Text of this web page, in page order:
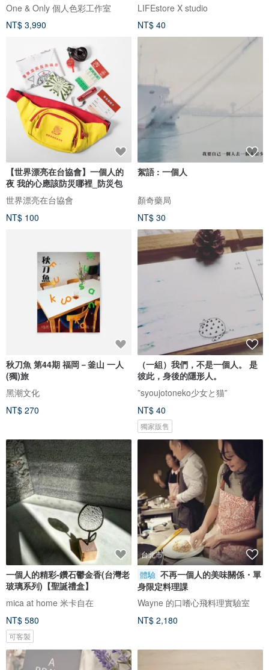
One & Only 個人色彩工作室
NT$ 3,990
LIFEstore X studio
NT$ 40
【世界漂亮在台協會】一個人的
夜 我的心應該防災哪裡_防災包
世界漂亮在台協會
NT$ 100
絮語 : 一個人
顏奇藥局
NT$ 30
秋刀魚 第44期 福岡－釜山 一人
(獨)旅
黑潮文化
NT$ 270
（一組）我們，不是一個人。 是
彼此，身後的隱形人。
”syoujotoneko少女と猫”
NT$ 40
獨家販售
一個人的精彩-鑽石鬱金香(台灣老
玻璃系列)【聖誕禮盒】
mica at home 米卡自在
NT$ 580
可客製
台北市
體驗 不再一個人的美味關係・單
身限定料理課
Wayne 的口嗜心飛料理實驗室
NT$ 2,180